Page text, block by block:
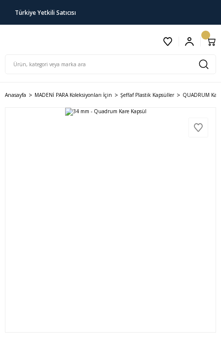
Türkiye Yetkili Satıcısı
Anasayfa MADENİ PARA Koleksiyonları İçin Şeffaf Plastik Kapsüller QUADRUM